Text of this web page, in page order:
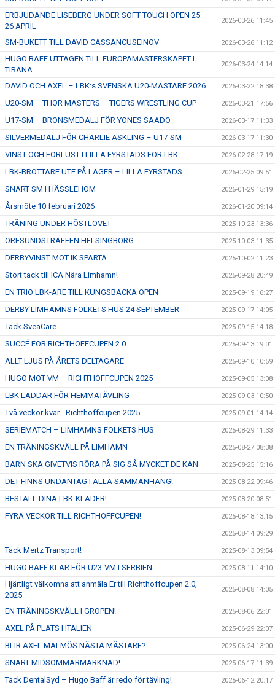
ERBJUDANDE LISEBERG UNDER SOFT TOUCH OPEN 25 –
26 APRIL
2026-03-26 11:45
SM-BUKETT TILL DAVID CASSANCUSEINOV 2026-03-26 11:12
HUGO BAFF UTTAGEN TILL EUROPAMÄSTERSKAPET I
TIRANA
2026-03-24 14:14
DAVID OCH AXEL – LBK:s SVENSKA U20-MÄSTARE 2026 2026-03-22 18:38
U20-SM – THOR MASTERS – TIGERS WRESTLING CUP 2026-03-21 17:56
U17-SM – BRONSMEDALJ FÖR YONES SAADO 2026-03-17 11:33
SILVERMEDALJ FÖR CHARLIE ASKLING – U17-SM 2026-03-17 11:30
VINST OCH FÖRLUST I LILLA FYRSTADS FÖR LBK 2026-02-28 17:19
LBK-BROTTARE UTE PÅ LÄGER – LILLA FYRSTADS 2026-02-25 09:51
SNART SM I HÄSSLEHOM 2026-01-29 15:19
Årsmöte 10 februari 2026 2026-01-20 09:14
TRÄNING UNDER HÖSTLOVET 2025-10-23 13:36
ÖRESUNDSTRÄFFEN HELSINGBORG 2025-10-03 11:35
DERBYVINST MOT IK SPARTA 2025-10-02 11:23
Stort tack till ICA Nära Limhamn! 2025-09-28 20:49
EN TRIO LBK-ARE TILL KUNGSBACKA OPEN 2025-09-19 16:27
DERBY LIMHAMNS FOLKETS HUS 24 SEPTEMBER 2025-09-17 14:05
Tack SveaCare 2025-09-15 14:18
SUCCÉ FÖR RICHTHOFFCUPEN 2.0 2025-09-13 19:01
ALLT LJUS PÅ ÅRETS DELTAGARE 2025-09-10 10:59
HUGO MOT VM – RICHTHOFFCUPEN 2025 2025-09-05 13:08
LBK LADDAR FÖR HEMMATÄVLING 2025-09-03 10:50
Två veckor kvar - Richthoffcupen 2025 2025-09-01 14:14
SERIEMATCH – LIMHAMNS FOLKETS HUS 2025-08-29 11:33
EN TRÄNINGSKVÄLL PÅ LIMHAMN 2025-08-27 08:38
BARN SKA GIVETVIS RÖRA PÅ SIG SÅ MYCKET DE KAN 2025-08-25 15:16
DET FINNS UNDANTAG I ALLA SAMMANHANG! 2025-08-22 09:46
BESTÄLL DINA LBK-KLÄDER! 2025-08-20 08:51
FYRA VECKOR TILL RICHTHOFFCUPEN! 2025-08-18 13:15
2025-08-14 09:29
Tack Mertz Transport! 2025-08-13 09:54
HUGO BAFF KLAR FÖR U23-VM I SERBIEN 2025-08-11 14:10
Hjärtligt välkomna att anmäla Er till Richthoffcupen 2.0,
2025
2025-08-08 14:05
EN TRÄNINGSKVÄLL I GROPEN! 2025-08-06 22:01
AXEL PÅ PLATS I ITALIEN 2025-06-29 22:07
BLIR AXEL MALMÖS NÄSTA MÄSTARE? 2025-06-24 13:00
SNART MIDSOMMARMARKNAD! 2025-06-17 11:39
Tack DentalSyd – Hugo Baff är redo för tävling! 2025-06-12 20:17